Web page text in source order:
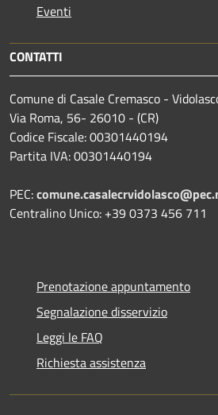
Eventi
CONTATTI
Comune di Casale Cremasco -
Via Roma, 56- 26010 - (CR)
Codice Fiscale: 00301440194
Partita IVA: 00301440194
PEC:
Centralino Unico: +39 0373 456 711
Prenotazione appuntamento
Segnalazione disservizio
Leggi le FAQ
Richiesta assistenza